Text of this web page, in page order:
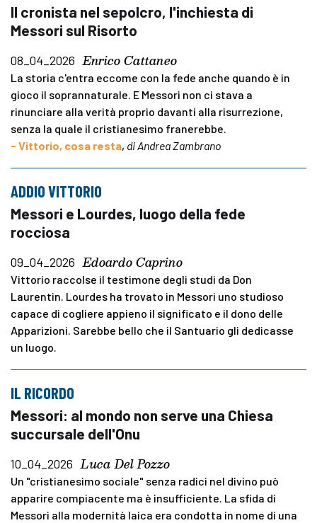
Il cronista nel sepolcro, l'inchiesta di
Messori sul Risorto
08_04_2026 Enrico Cattaneo
La storia c'entra eccome con la fede anche quando è in
gioco il soprannaturale. E Messori non ci stava a
rinunciare alla verità proprio davanti alla risurrezione,
senza la quale il cristianesimo franerebbe.
- Vittorio, cosa resta, di Andrea Zambrano
ADDIO VITTORIO
Messori e Lourdes, luogo della fede
rocciosa
09_04_2026 Edoardo Caprino
Vittorio raccolse il testimone degli studi da Don
Laurentin. Lourdes ha trovato in Messori uno studioso
capace di cogliere appieno il significato e il dono delle
Apparizioni. Sarebbe bello che il Santuario gli dedicasse
un luogo.
IL RICORDO
Messori: al mondo non serve una Chiesa
succursale dell'Onu
10_04_2026 Luca Del Pozzo
Un "cristianesimo sociale" senza radici nel divino può
apparire compiacente ma è insufficiente. La sfida di
Messori alla modernità laica era condotta in nome di una